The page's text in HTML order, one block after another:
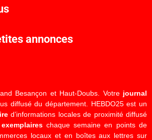
annonces
Besançon et Haut-Doubs. Votre journal
diffusé du département. HEBDO25 est un
d’informations locales de proximité diffusé
chaque semaine en points de
locaux et en boîtes aux lettres sur